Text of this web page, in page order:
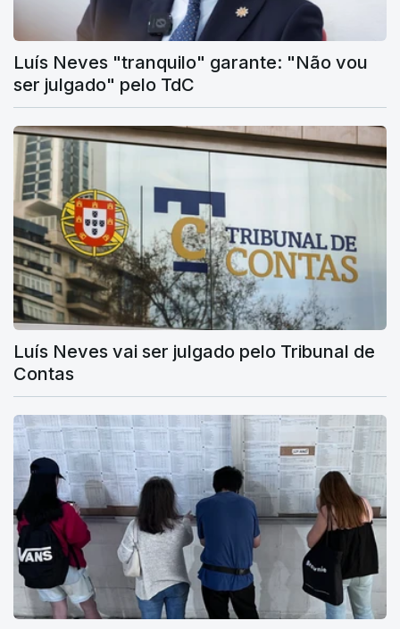
Luís Neves "tranquilo" garante: "Não vou
ser julgado" pelo TdC
Luís Neves vai ser julgado pelo Tribunal de
Contas